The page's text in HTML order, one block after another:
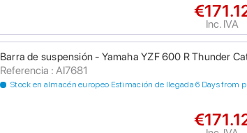
Inc. IVA
Barra de suspensión - Yamaha YZF 600 R Thunder
Referencia : AI7681
Stock en almacén europeo Estimación de llegada 6 Days from